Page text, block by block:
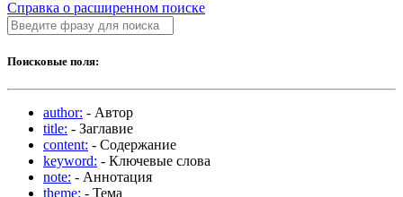
Справка о расширенном поиске
Поисковые поля:
author: - Автор
title: - Заглавие
content: - Содержание
keyword: - Ключевые слова
note: - Аннотация
theme: - Тема